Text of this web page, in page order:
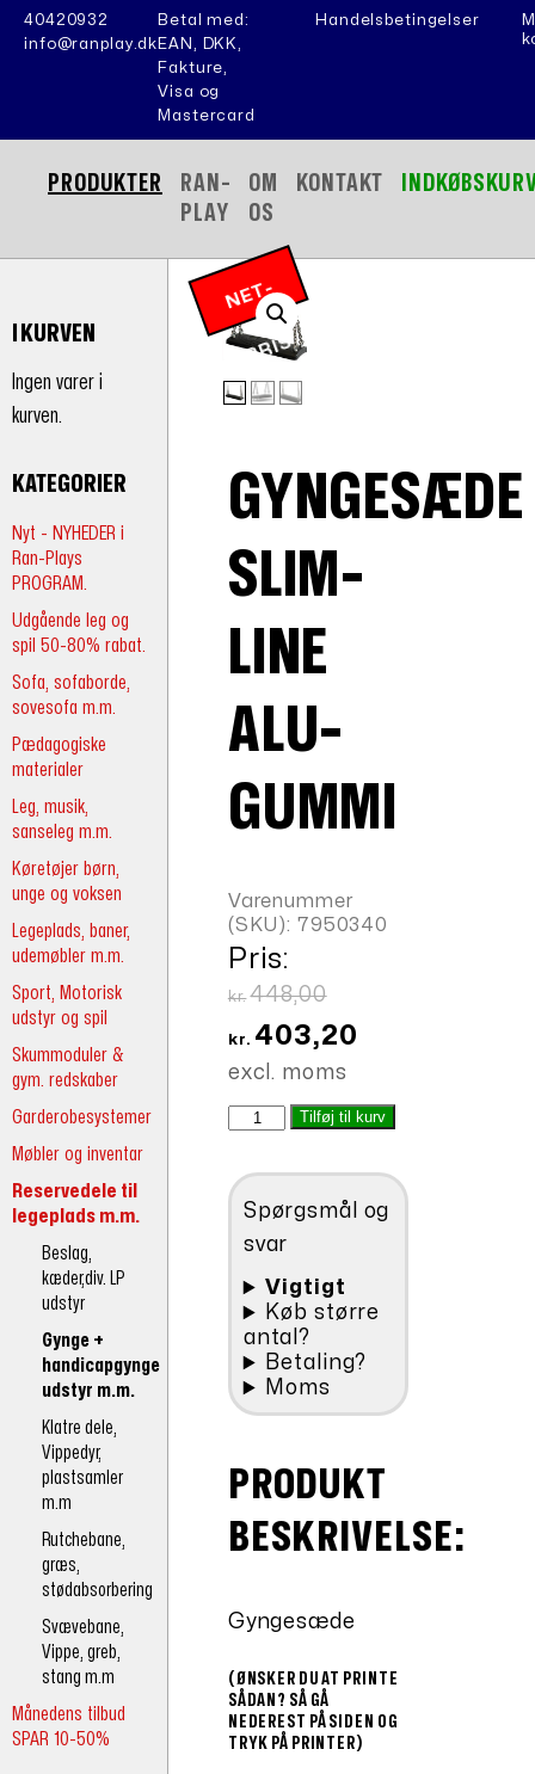
40420932
info@ranplay.dk
Betal med:
EAN, DKK,
Fakture,
Visa og
Mastercard
Handelsbetingelser
PRODUKTER
RAN-
PLAY
OM
OS
KONTAKT
I KURVEN
Ingen varer i
kurven.
KATEGORIER
Nyt - NYHEDER i
Ran-Plays
PROGRAM.
Udgående leg og
spil 50-80% rabat.
Sofa, sofaborde,
sovesofa m.m.
Pædagogiske
materialer
Leg, musik,
sanseleg m.m.
Køretøjer børn,
unge og voksen
Legeplads, baner,
udemøbler m.m.
Sport, Motorisk
udstyr og spil
Skummoduler &
gym. redskaber
Garderobesystemer
Møbler og inventar
Reservedele til
legeplads m.m.
Beslag,
kæder,div. LP
udstyr
Gynge +
handicapgynge
udstyr m.m.
Klatre dele,
Vippedyr,
plastsamler
m.m
Rutchebane,
græs,
stødabsorbering
Svævebane,
Vippe, greb,
stang m.m
Månedens tilbud
SPAR 10-50%
N
E
T
-
P
RI
S
GYNGESÆDE
SLIM-
LINE
ALU-
GUMMI
Varenummer
(SKU): 7950340
Pris:
kr. 448,00Den
oprindelige
kr.448,00.
kr. 403,20
er:
excl. moms
Gyngesæde
Alu-
gummi
antal
Tilføj til kurv
Spørgsmål og
svar
Vigtigt
Køb større
antal?
Betaling?
Moms
PRODUKT
BESKRIVELSE:
Gyngesæde
(ØNSKER DU AT PRINTE
SÅDAN? SÅ GÅ
NEDEREST PÅ SIDEN OG
TRYK PÅ PRINTER)